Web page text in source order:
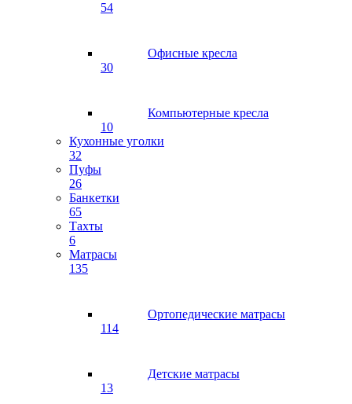
54
Офисные кресла
30
Компьютерные кресла
10
Кухонные уголки
32
Пуфы
26
Банкетки
65
Тахты
6
Матрасы
135
Ортопедические матрасы
114
Детские матрасы
13